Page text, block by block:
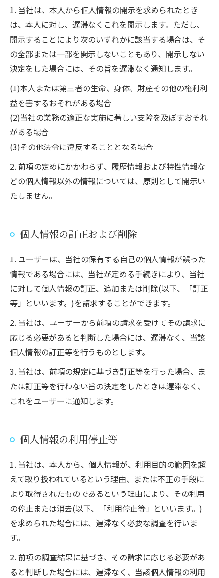
1. 当社は、本人から個人情報の開示を求められたとき
は、本人に対し、遅滞なくこれを開示します。ただし、
開示することにより次のいずれかに該当する場合は、そ
の全部または一部を開示しないこともあり、開示しない
決定をした場合には、その旨を遅滞なく通知します。
(1)本人または第三者の生命、身体、財産その他の権利利
益を害するおそれがある場合
(2)当社の業務の適正な実施に著しい支障を及ぼすおそれ
がある場合
(3)その他法令に違反することとなる場合
2. 前項の定めにかかわらず、履歴情報および特性情報な
どの個人情報以外の情報については、原則として開示い
たしません。
個人情報の訂正および削除
1. ユーザーは、当社の保有する自己の個人情報が誤った
情報である場合には、当社が定める手続きにより、当社
に対して個人情報の訂正、追加または削除(以下、「訂正
等」といいます。)を請求することができます。
2. 当社は、ユーザーから前項の請求を受けてその請求に
応じる必要があると判断した場合には、遅滞なく、当該
個人情報の訂正等を行うものとします。
3. 当社は、前項の規定に基づき訂正等を行った場合、ま
たは訂正等を行わない旨の決定をしたときは遅滞なく、
これをユーザーに通知します。
個人情報の利用停止等
1. 当社は、本人から、個人情報が、利用目的の範囲を超
えて取り扱われているという理由、または不正の手段に
より取得されたものであるという理由により、その利用
の停止または消去(以下、「利用停止等」といいます。)
を求められた場合には、遅滞なく必要な調査を行いま
す。
2. 前項の調査結果に基づき、その請求に応じる必要があ
ると判断した場合には、遅滞なく、当該個人情報の利用